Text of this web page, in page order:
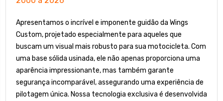
Apresentamos o incrível e imponente guidão da Wings
Custom, projetado especialmente para aqueles que
buscam um visual mais robusto para sua motocicleta. Com
uma base sólida usinada, ele não apenas proporciona uma
aparência impressionante, mas também garante
segurança incomparável, assegurando uma experiência de
pilotagem única. Nossa tecnologia exclusiva é desenvolvida